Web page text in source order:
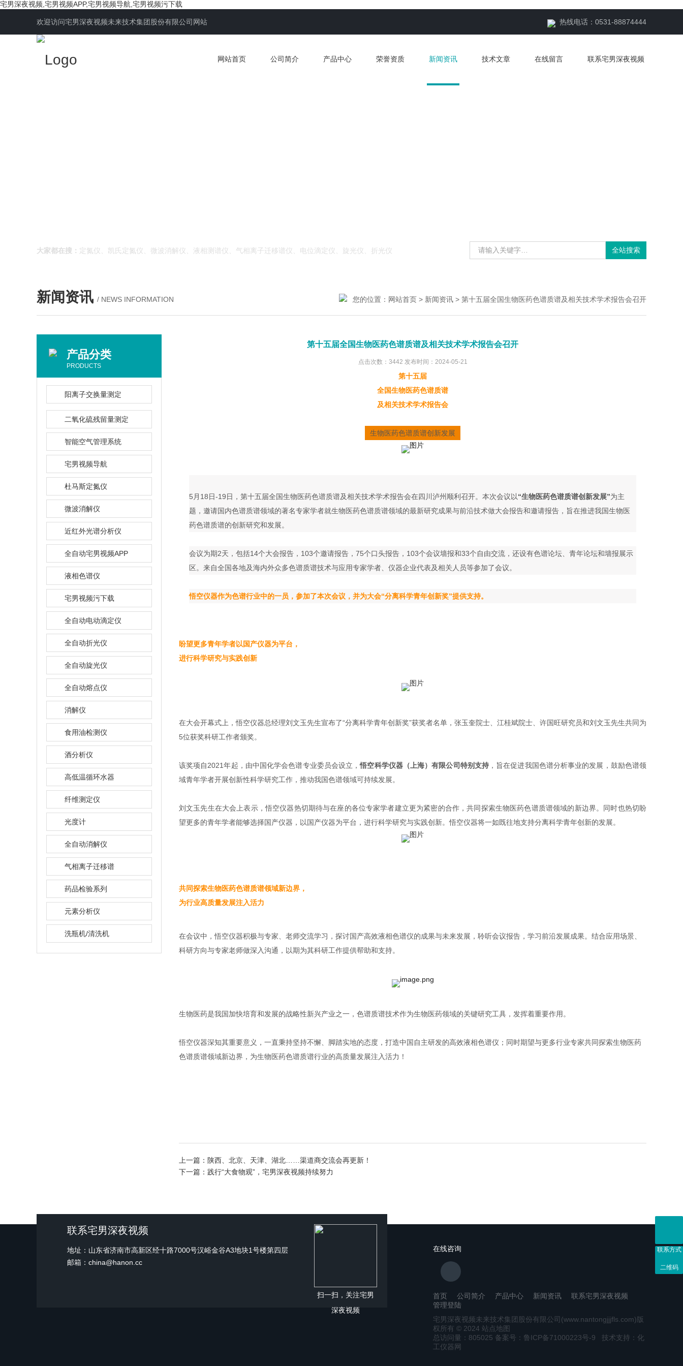
宅男深夜视频,宅男视频APP,宅男视频导航,宅男视频污下载
欢迎访问宅男深夜视频未来技术集团股份有限公司网站 热线电话：0531-88874444
网站首页 公司简介 产品中心 荣誉资质 新闻资讯 技术文章 在线留言 联系宅男深夜视频
大家都在搜： 定氮仪、凯氏定氮仪、微波消解仪、液相测谱仪、气相离子迁移谱仪、电位滴定仪、旋光仪、折光仪
新闻资讯 / NEWS INFORMATION 您的位置： 网站首页 > 新闻资讯 > 第十五届全国生物医药色谱质谱及相关技术学术报告会召开
产品分类
PRODUCTS
阳离子交换量测定
二氧化硫残留量测定
智能空气管理系统
宅男视频导航
杜马斯定氮仪
微波消解仪
近红外光谱分析仪
全自动宅男视频APP
液相色谱仪
宅男视频污下载
全自动电动滴定仪
全自动折光仪
全自动旋光仪
全自动熔点仪
消解仪
食用油检测仪
酒分析仪
高低温循环水器
纤维测定仪
光度计
全自动消解仪
气相离子迁移谱
药品检验系列
元素分析仪
洗瓶机/清洗机
第十五届全国生物医药色谱质谱及相关技术学术报告会召开
点击次数：3442 发布时间：2024-05-21
第十五届
全国生物医药色谱质谱
及相关技术学术报告会
生物医药色谱质谱创新发展
5月18日-19日，第十五届全国生物医药色谱质谱及相关技术学术报告会在四川泸州顺利召开。本次会议以“生物医药色谱质谱创新发展”为主
题，邀请国内色谱质谱领域的著名专家学者就生物医药色谱质谱领域的最新研究成果与前沿技术做大会报告和邀请报告，旨在推进我国生物医
药色谱质谱的创新研究和发展。
会议为期2天，包括14个大会报告，103个邀请报告，75个口头报告，103个会议墙报和33个自由交流，还设有色谱论坛、青年论坛和墙报展示
区。来自全国各地及海内外众多色谱质谱技术与应用专家学者、仪器企业代表及相关人员等参加了会议。
悟空仪器作为色谱行业中的一员，参加了本次会议，并为大会“分离科学青年创新奖”提供支持。
盼望更多青年学者以国产仪器为平台，
进行科学研究与实践创新
在大会开幕式上，悟空仪器总经理刘文玉先生宣布了“分离科学青年创新奖”获奖者名单，张玉奎院士、江桂斌院士、许国旺研究员和刘文玉先生共同为
5位获奖科研工作者颁奖。
该奖项自2021年起，由中国化学会色谱专业委员会设立，悟空科学仪器（上海）有限公司特别支持，旨在促进我国色谱分析事业的发展，鼓励色谱领
域青年学者开展创新性科学研究工作，推动我国色谱领域可持续发展。
刘文玉先生在大会上表示，悟空仪器热切期待与在座的各位专家学者建立更为紧密的合作，共同探索生物医药色谱质谱领域的新边界。同时也热切盼
望更多的青年学者能够选择国产仪器，以国产仪器为平台，进行科学研究与实践创新。悟空仪器将一如既往地支持分离科学青年创新的发展。
共同探索生物医药色谱质谱领域新边界，
为行业高质量发展注入活力
在会议中，悟空仪器积极与专家、老师交流学习，探讨国产高效液相色谱仪的成果与未来发展，聆听会议报告，学习前沿发展成果。结合应用场景、
科研方向与专家老师做深入沟通，以期为其科研工作提供帮助和支持。
生物医药是我国加快培育和发展的战略性新兴产业之一，色谱质谱技术作为生物医药领域的关键研究工具，发挥着重要作用。
悟空仪器深知其重要意义，一直秉持坚持不懈、脚踏实地的态度，打造中国自主研发的高效液相色谱仪；同时期望与更多行业专家共同探索生物医药
色谱质谱领域新边界，为生物医药色谱质谱行业的高质量发展注入活力！
上一篇： 陕西、北京、天津、湖北……渠道商交流会再更新！
下一篇： 践行“大食物观”，宅男深夜视频持续努力
联系宅男深夜视频
地址：山东省济南市高新区经十路7000号汉峪金谷A3地块1号楼第四层
邮箱：china@hanon.cc
扫一扫，关注宅男
深夜视频
在线咨询
首页 公司简介 产品中心 新闻资讯
联系宅男深夜视频
管理登陆
宅男深夜视频未来技术集团股份有限公司(www.nantongjjjfls.com)版
权所有 © 2024 站点地图
总访问量： 805025 备案号：鲁ICP备71000223号-9 技术支持： 化
工仪器网
联系方式
二维码